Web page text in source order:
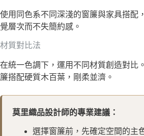
使用同色系不同深淺的窗簾與家具搭配
覺層次而不失簡約感。
材質對比法
在統一色調下，運用不同材質創造對比
簾搭配硬質木百葉，剛柔並濟。
莫里織品設計師的專業建議：
選擇窗簾前，先確定空間的主